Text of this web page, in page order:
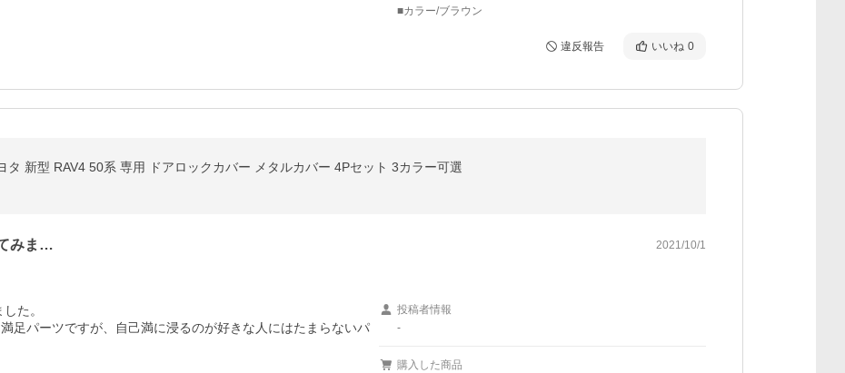
■カラー/ブラウン
違反報告 いいね 0
タ 新型 RAV4 50系 専用 ドアロックカバー メタルカバー 4Pセット 3カラー可選
みま… 2021/10/1
た。
足パーツですが、自己満に浸るのが好きな人にはたまらないパ
投稿者情報
-
購入した商品